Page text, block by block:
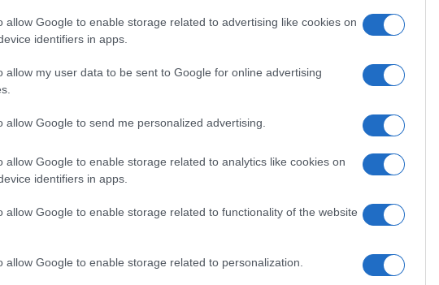
allow Google to enable storage related to advertising like cookies on
identifiers in apps.
allow my user data to be sent to Google for online advertising
allow Google to send me personalized advertising.
allow Google to enable storage related to analytics like cookies on
identifiers in apps.
allow Google to enable storage related to functionality of the website
allow Google to enable storage related to personalization.
el
Hacienda calcula un aumento del irpf
Hacienda prevé obtener más de 11.000 millones netos en la